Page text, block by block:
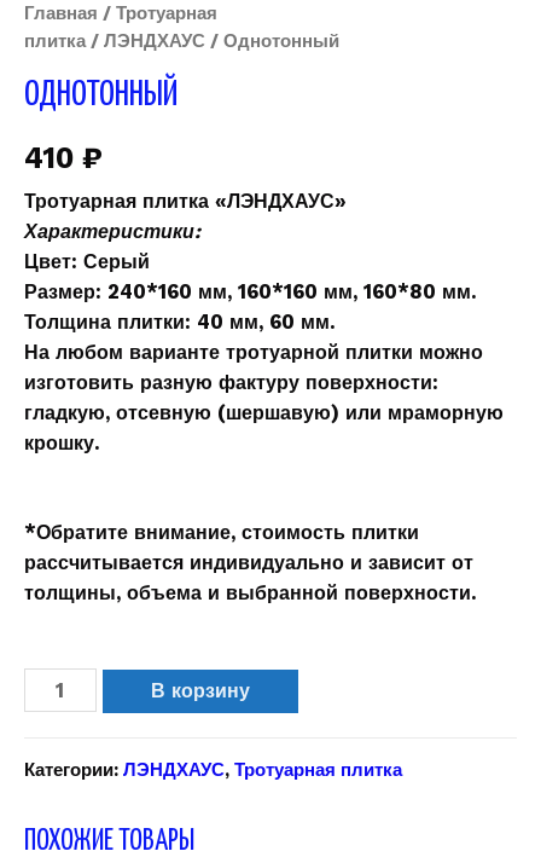
Главная / Тротуарная
плитка/ ЛЭНДХАУС / Однотонный
ОДНОТОННЫЙ
410 ₽
Тротуарная плитка «ЛЭНДХАУС»
Характеристики:
Цвет: Серый
Размер: 240*160 мм, 160*160 мм, 160*80 мм.
Толщина плитки: 40 мм, 60 мм.
На любом варианте тротуарной плитки можно
изготовить разную фактуру поверхности:
гладкую, отсевную (шершавую) или мраморную
крошку.
*Обратите внимание, стоимость плитки
рассчитывается индивидуально и зависит от
толщины, объема и выбранной поверхности.
В корзину
Категории: ЛЭНДХАУС, Тротуарная плитка
ПОХОЖИЕ ТОВАРЫ